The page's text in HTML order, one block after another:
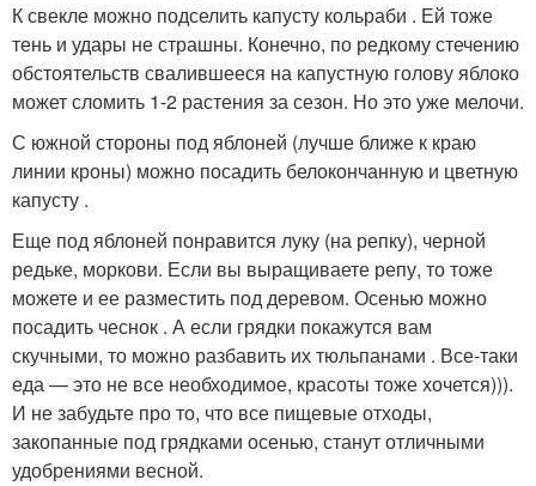
К свекле можно подселить капусту кольраби . Ей тоже
тень и удары не страшны. Конечно, по редкому стечению
обстоятельств свалившееся на капустную голову яблоко
может сломить 1-2 растения за сезон. Но это уже мелочи.
С южной стороны под яблоней (лучше ближе к краю
линии кроны) можно посадить белокончанную и цветную
капусту .
Еще под яблоней понравится луку (на репку), черной
редьке, моркови. Если вы выращиваете репу, то тоже
можете и ее разместить под деревом. Осенью можно
посадить чеснок . А если грядки покажутся вам
скучными, то можно разбавить их тюльпанами . Все-таки
еда — это не все необходимое, красоты тоже хочется))).
И не забудьте про то, что все пищевые отходы,
закопанные под грядками осенью, станут отличными
удобрениями весной.